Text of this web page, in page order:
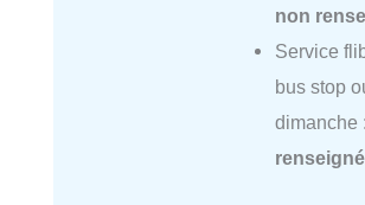
non
Service
bus stop
dimanche :
renseigné